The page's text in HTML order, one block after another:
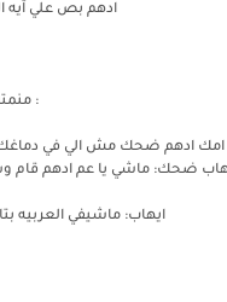
ادهم بص علي آيه
:
ادهم ضحك مش الي في دماغك
ضحك: ماشي يا عم ادهم قام
ايهاب: ماشيفي العربيه